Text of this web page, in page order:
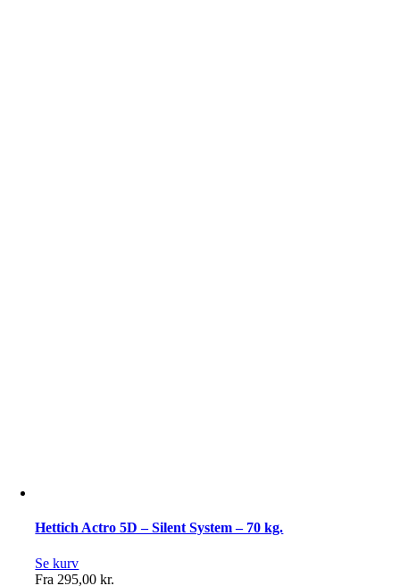
Hettich Actro 5D – Silent System – 70 kg.
Se kurv
Fra 295,00kr.